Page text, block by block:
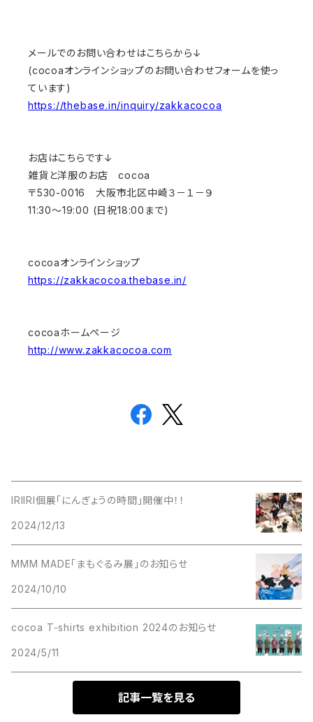
メールでのお問い合わせはこちらから↓
(cocoaオンラインショップのお問い合わせフォームを使っ
ています)
https://thebase.in/inquiry/zakkacocoa
お店はこちらです↓
雑貨と洋服のお店 cocoa
〒530-0016 大阪市北区中崎３－１－９
11:30～19:00 (日祝18:00まで)
cocoaオンラインショップ
https://zakkacocoa.thebase.in/
cocoaホームページ
http://www.zakkacocoa.com
IRIIRI個展「にんぎょうの時間」開催中！！
2024/12/13
MMM MADE「まもぐるみ展」のお知らせ
2024/10/10
cocoa T-shirts exhibition 2024のお知らせ
2024/5/11
記事一覧を見る